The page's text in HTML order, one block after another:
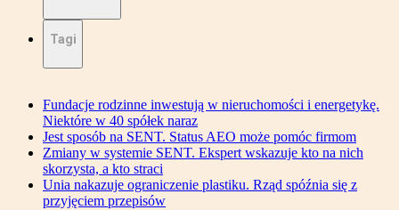
Tagi
Fundacje rodzinne inwestują w nieruchomości i energetykę.
Niektóre w 40 spółek naraz
Jest sposób na SENT. Status AEO może pomóc firmom
Zmiany w systemie SENT. Ekspert wskazuje kto na nich
skorzysta, a kto straci
Unia nakazuje ograniczenie plastiku. Rząd spóźnia się z
przyjęciem przepisów